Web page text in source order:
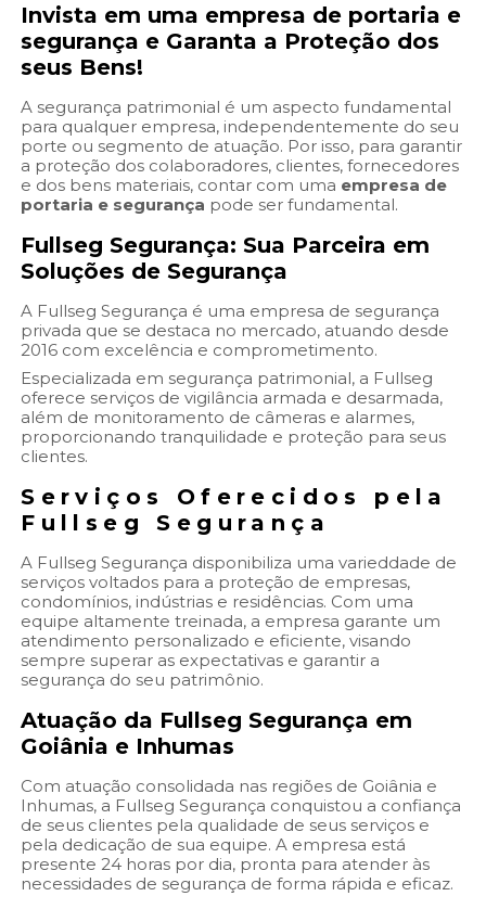
Invista em uma empresa de portaria e
segurança e Garanta a Proteção dos
seus Bens!
A segurança patrimonial é um aspecto fundamental
para qualquer empresa, independentemente do seu
porte ou segmento de atuação. Por isso, para garantir
a proteção dos colaboradores, clientes, fornecedores
e dos bens materiais, contar com uma empresa de
portaria e segurança pode ser fundamental.
Fullseg Segurança: Sua Parceira em
Soluções de Segurança
A Fullseg Segurança é uma empresa de segurança
privada que se destaca no mercado, atuando desde
2016 com excelência e comprometimento.
Especializada em segurança patrimonial, a Fullseg
oferece serviços de vigilância armada e desarmada,
além de monitoramento de câmeras e alarmes,
proporcionando tranquilidade e proteção para seus
clientes.
Serviços Oferecidos pela
Fullseg Segurança
A Fullseg Segurança disponibiliza uma varieddade de
serviços voltados para a proteção de empresas,
condomínios, indústrias e residências. Com uma
equipe altamente treinada, a empresa garante um
atendimento personalizado e eficiente, visando
sempre superar as expectativas e garantir a
segurança do seu patrimônio.
Atuação da Fullseg Segurança em
Goiânia e Inhumas
Com atuação consolidada nas regiões de Goiânia e
Inhumas, a Fullseg Segurança conquistou a confiança
de seus clientes pela qualidade de seus serviços e
pela dedicação de sua equipe. A empresa está
presente 24 horas por dia, pronta para atender às
necessidades de segurança de forma rápida e eficaz.